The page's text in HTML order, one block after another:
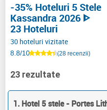
23 rezultate
1. Hotel 5 stele - Portes
-35% Hoteluri 5 Stele
Kassandra 2026 ᐈ
23 Hoteluri
30 hoteluri vizitate
8.8/10 (28 recenzii)